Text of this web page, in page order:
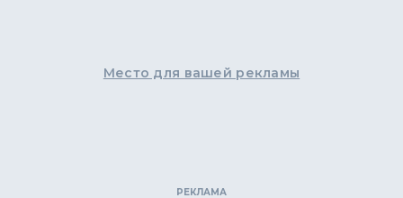
Место для вашей рекламы